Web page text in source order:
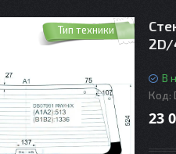
Тип техники
2D/
В
Код:
23